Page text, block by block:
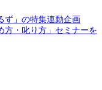
ず」の特集連動企画
方・叱り方」セミナーを